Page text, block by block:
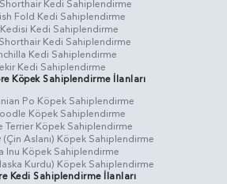
Kedi Sahiplendirme
Fold Kedi Sahiplendirme
Kedi Sahiplendirme
Kedi Sahiplendirme
Kedi Sahiplendirme
Kedi Sahiplendirme
Köpek Sahiplendirme İlanları
Po Köpek Sahiplendirme
Köpek Sahiplendirme
Terrier Köpek Sahiplendirme
Aslanı) Köpek Sahiplendirme
Inu Köpek Sahiplendirme
Kurdu) Köpek Sahiplendirme
Kedi Sahiplendirme İlanları